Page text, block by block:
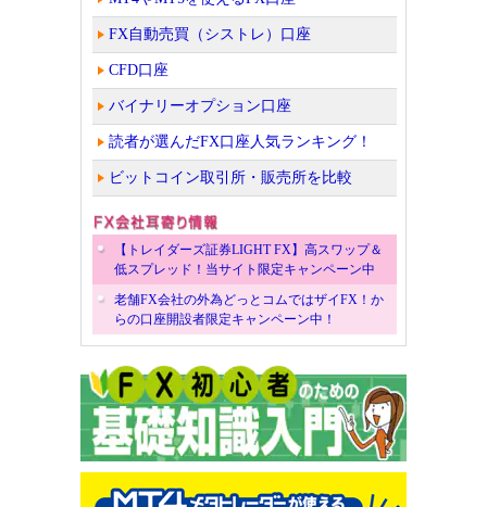
FX自動売買（シストレ）口座
CFD口座
バイナリーオプション口座
読者が選んだFX口座人気ランキング！
ビットコイン取引所・販売所を比較
【トレイダーズ証券LIGHT FX】高スワップ＆
低スプレッド！当サイト限定キャンペーン中
老舗FX会社の外為どっとコムではザイFX！か
らの口座開設者限定キャンペーン中！